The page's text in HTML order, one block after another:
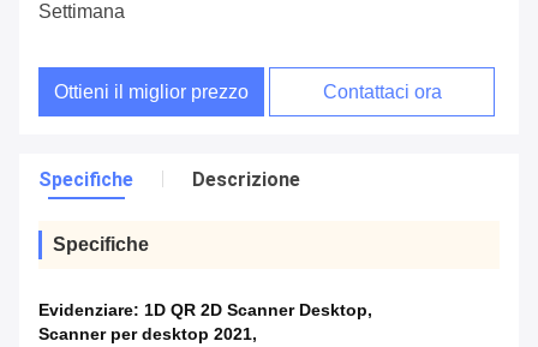
Settimana
Ottieni il miglior prezzo Contattaci ora
Specifiche Descrizione
Specifiche
Evidenziare: 1D QR 2D Scanner Desktop,
Scanner per desktop 2021,